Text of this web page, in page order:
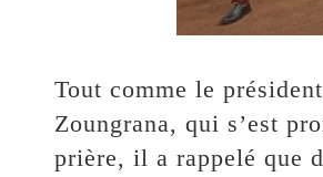
Tout comme le
Zoungrana, qui s’est
prière, il a rappelé que